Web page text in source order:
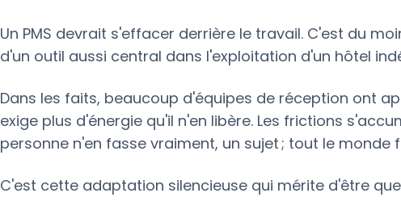
Un PMS devrait s'effacer derrière le travail. C'est du
d'un outil aussi central dans l'exploitation d'un hôtel
Dans les faits, beaucoup d'équipes de réception ont
exige plus d'énergie qu'il n'en libère. Les frictions
personne n'en fasse vraiment, un sujet ; tout le monde
C'est cette adaptation silencieuse qui mérite d'être